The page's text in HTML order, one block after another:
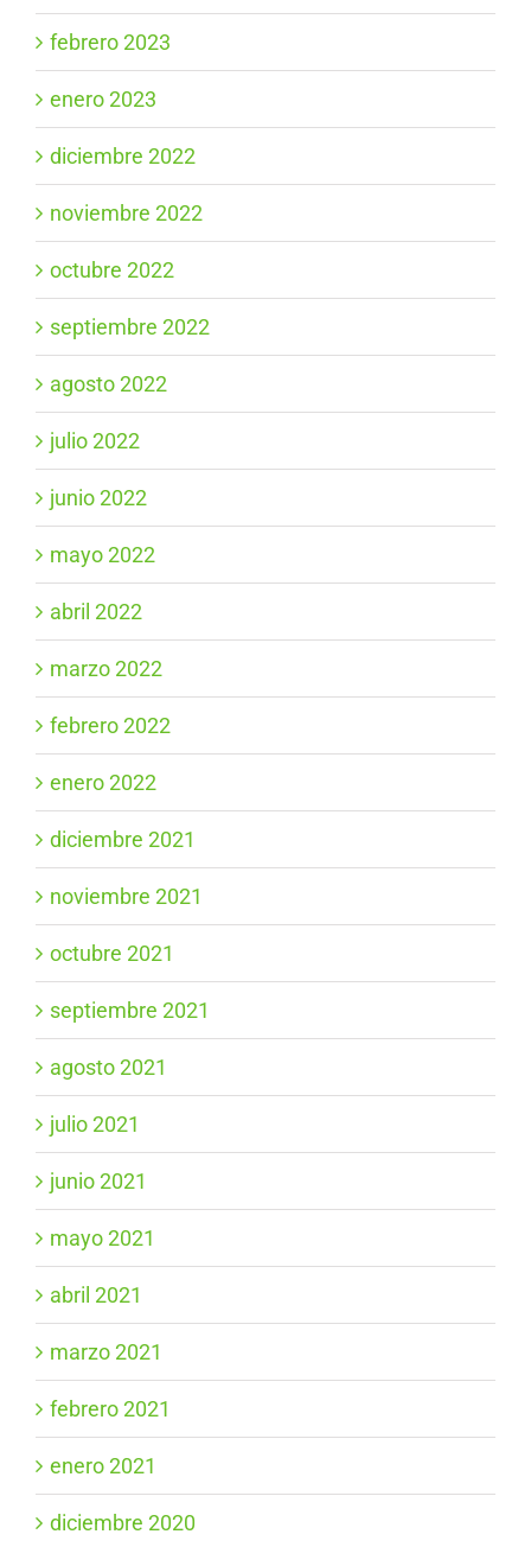
febrero 2023
enero 2023
diciembre 2022
noviembre 2022
octubre 2022
septiembre 2022
agosto 2022
julio 2022
junio 2022
mayo 2022
abril 2022
marzo 2022
febrero 2022
enero 2022
diciembre 2021
noviembre 2021
octubre 2021
septiembre 2021
agosto 2021
julio 2021
junio 2021
mayo 2021
abril 2021
marzo 2021
febrero 2021
enero 2021
diciembre 2020